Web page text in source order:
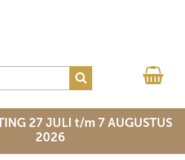
27 JULI t/m 7 AUGUSTUS
2026